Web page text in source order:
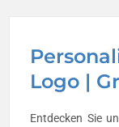
Logo |
Entdecken Sie